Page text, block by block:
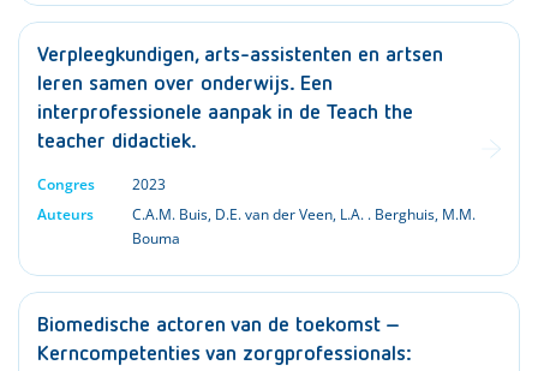
Verpleegkundigen, arts-assistenten en artsen
leren samen over onderwijs. Een
interprofessionele aanpak in de Teach the
teacher didactiek.
Congres
2023
Auteurs
C.A.M. Buis, D.E. van der Veen, L.A. . Berghuis, M.M.
Bouma
Biomedische actoren van de toekomst –
Kerncompetenties van zorgprofessionals: